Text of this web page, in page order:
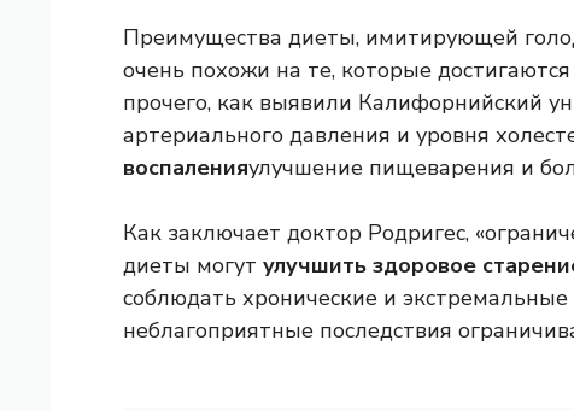
Преимущества диеты, имитирующей
очень похожи на те, которые
прочего, как выявили Калифорнийский
артериального давления и уровня
воспаленияулучшение пищеварения и
Как заключает доктор Родригес,
диеты могут улучшить здоровое
соблюдать хронические и
неблагоприятные последствия